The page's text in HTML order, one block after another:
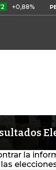
+0,88%
la